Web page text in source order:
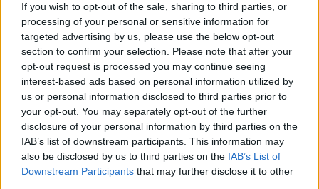
If you wish to opt-out of the sale, sharing to third parties, or
processing of your personal or sensitive information for
targeted advertising by us, please use the below opt-out
section to confirm your selection. Please note that after your
opt-out request is processed you may continue seeing
interest-based ads based on personal information utilized by
us or personal information disclosed to third parties prior to
your opt-out. You may separately opt-out of the further
disclosure of your personal information by third parties on the
IAB’s list of downstream participants. This information may
also be disclosed by us to third parties on the IAB’s List of
Downstream Participants that may further disclose it to other
Paks II.: Mit jelent az 5. blokk új
mérföldköve a felülvizsgálat
árnyékában?
AJÁNLJUK MÉG